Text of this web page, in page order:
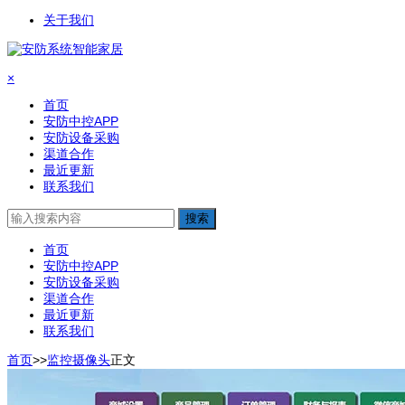
关于我们
×
首页
安防中控APP
安防设备采购
渠道合作
最近更新
联系我们
搜索
首页
安防中控APP
安防设备采购
渠道合作
最近更新
联系我们
首页>>监控摄像头正文